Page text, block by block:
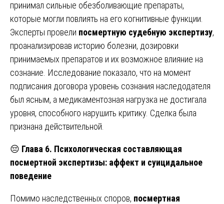
принимал сильные обезболивающие препараты,
которые могли повлиять на его когнитивные функции.
Эксперты провели посмертную судебную экспертизу,
проанализировав историю болезни, дозировки
принимаемых препаратов и их возможное влияние на
сознание. Исследование показало, что на момент
подписания договора уровень сознания наследодателя
был ясным, а медикаментозная нагрузка не достигала
уровня, способного нарушить критику. Сделка была
признана действительной.
😔 Глава 6. Психологическая составляющая
посмертной экспертизы: аффект и суицидальное
поведение
Помимо наследственных споров, посмертная